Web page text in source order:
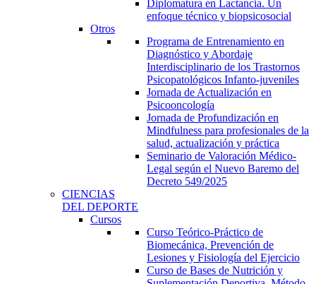
Diplomatura en Lactancia. Un
enfoque técnico y biopsicosocial
Otros
Programa de Entrenamiento en
Diagnóstico y Abordaje
Interdisciplinario de los Trastornos
Psicopatológicos Infanto-juveniles
Jornada de Actualización en
Psicooncología
Jornada de Profundización en
Mindfulness para profesionales de la
salud, actualización y práctica
Seminario de Valoración Médico-
Legal según el Nuevo Baremo del
Decreto 549/2025
CIENCIAS
DEL DEPORTE
Cursos
Curso Teórico-Práctico de
Biomecánica, Prevención de
Lesiones y Fisiología del Ejercicio
Curso de Bases de Nutrición y